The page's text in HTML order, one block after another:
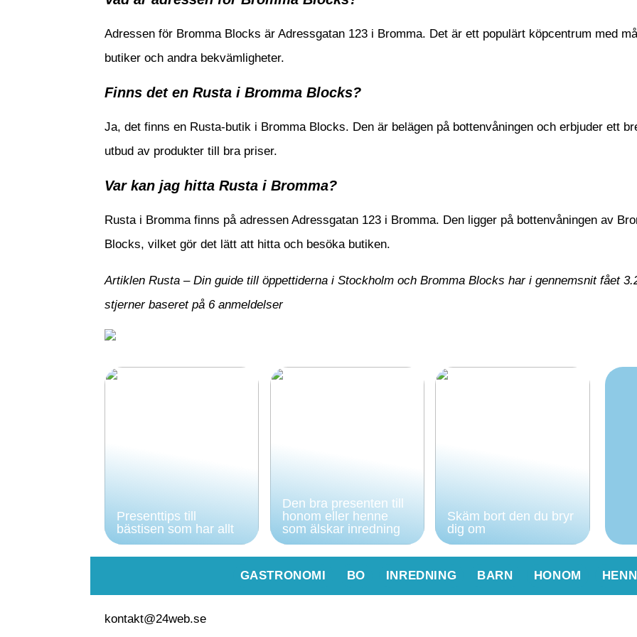
Adressen för Bromma Blocks är Adressgatan 123 i Bromma. Det är ett populärt köpcentrum med
butiker och andra bekvämligheter.
Finns det en Rusta i Bromma Blocks?
Ja, det finns en Rusta-butik i Bromma Blocks. Den är belägen på bottenvåningen och erbjuder ett
utbud av produkter till bra priser.
Var kan jag hitta Rusta i Bromma?
Rusta i Bromma finns på adressen Adressgatan 123 i Bromma. Den ligger på bottenvåningen av
Blocks, vilket gör det lätt att hitta och besöka butiken.
Artiklen Rusta – Din guide till öppettiderna i Stockholm och Bromma Blocks har i gennemsnit fået
stjerner baseret på 6anmeldelser
Presenttips till
bästisen som har allt
Den bra presenten till
honom eller henne
som älskar inredning
Skäm bort den du bryr
dig om
GASTRONOMI BO INREDNING BARN HONOM
kontakt@24web.se